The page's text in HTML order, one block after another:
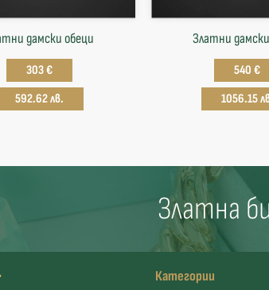
дамски обеци
303 €
592.62 лв.
Златни
540 €
1056.15
Златна
Категории